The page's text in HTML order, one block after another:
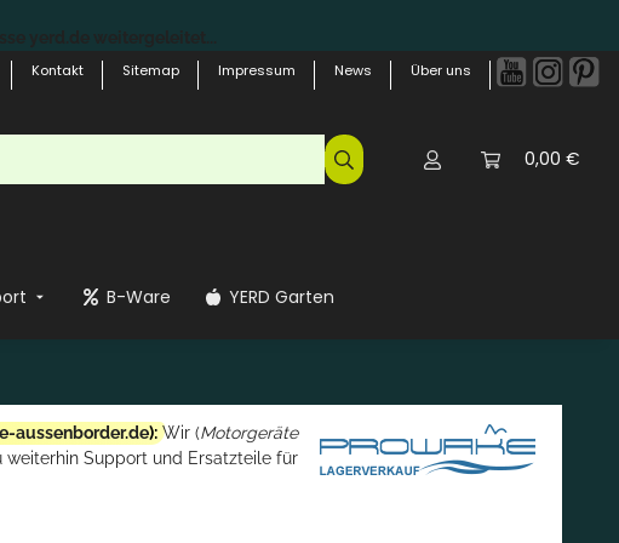
Kontakt Sitemap Impressum News Über uns
0,00 €
B-Ware YERD Garten
aussenborder.de): Wir (Motorgeräte
weiterhin Support und Ersatzteile für